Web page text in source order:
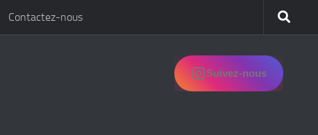
Contactez-nous
Suivez-nous